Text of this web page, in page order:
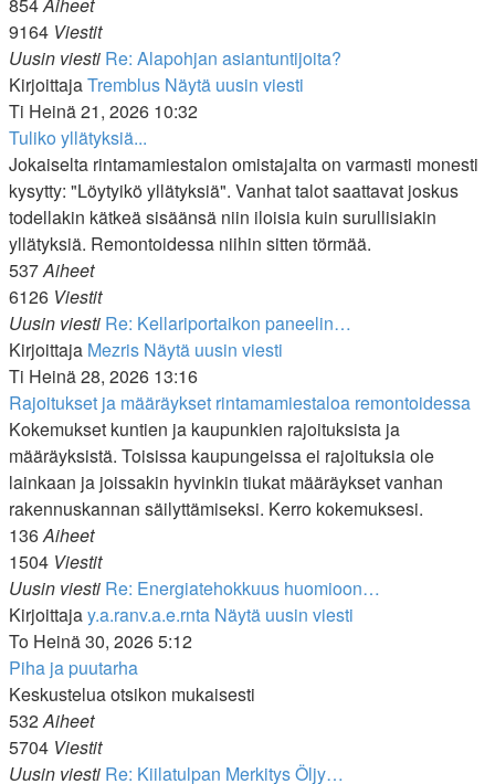
9164 Viestit
Uusin viesti Re: Alapohjan asiantuntijoita?
KirjoittajaTremblus Näytä uusin viesti
Ti Heinä 21, 2026 10:32
Tuliko yllätyksiä...
Jokaiselta rintamamiestalon omistajalta on varmasti monesti
kysytty: "Löytyikö yllätyksiä". Vanhat talot saattavat joskus
todellakin kätkeä sisäänsä niin iloisia kuin surullisiakin
yllätyksiä. Remontoidessa niihin sitten törmää.
537Aiheet
6126 Viestit
Uusin viesti Re: Kellariportaikon paneelin…
Kirjoittaja Mezris Näytä uusin viesti
Ti Heinä 28, 2026 13:16
Rajoitukset ja määräykset rintamamiestaloa remontoidessa
Kokemukset kuntien ja kaupunkien rajoituksista ja
määräyksistä. Toisissa kaupungeissa ei rajoituksia ole
lainkaan ja joissakin hyvinkin tiukat määräykset vanhan
rakennuskannan säilyttämiseksi. Kerro kokemuksesi.
136Aiheet
1504 Viestit
Uusin viesti Re: Energiatehokkuus huomioon…
Kirjoittajay.a.ranv.a.e.rnta Näytä uusin viesti
To Heinä 30, 2026 5:12
Piha ja puutarha
Keskustelua otsikon mukaisesti
532Aiheet
5704 Viestit
Uusin viesti Re: Kiilatulpan Merkitys Öljy…